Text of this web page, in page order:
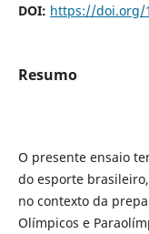
DOI: https://doi.org/
Resumo
O presente ensaio
do esporte
no contexto da
Olímpicos e